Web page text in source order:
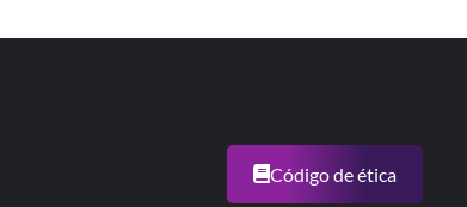
Código de ética